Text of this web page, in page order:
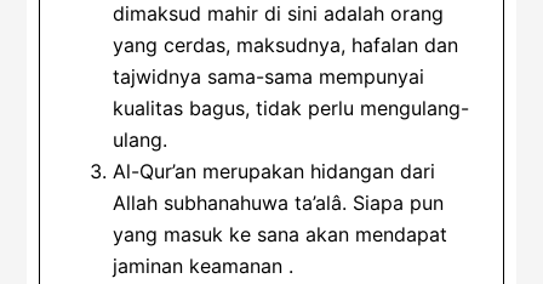
dimaksud mahir di sini adalah orang
yang cerdas, maksudnya, hafalan dan
tajwidnya sama-sama mempunyai
kualitas bagus, tidak perlu mengulang-
ulang.
Al-Qur’an merupakan hidangan dari
Allah subhanahuwa ta’alâ. Siapa pun
yang masuk ke sana akan mendapat
jaminan keamanan .